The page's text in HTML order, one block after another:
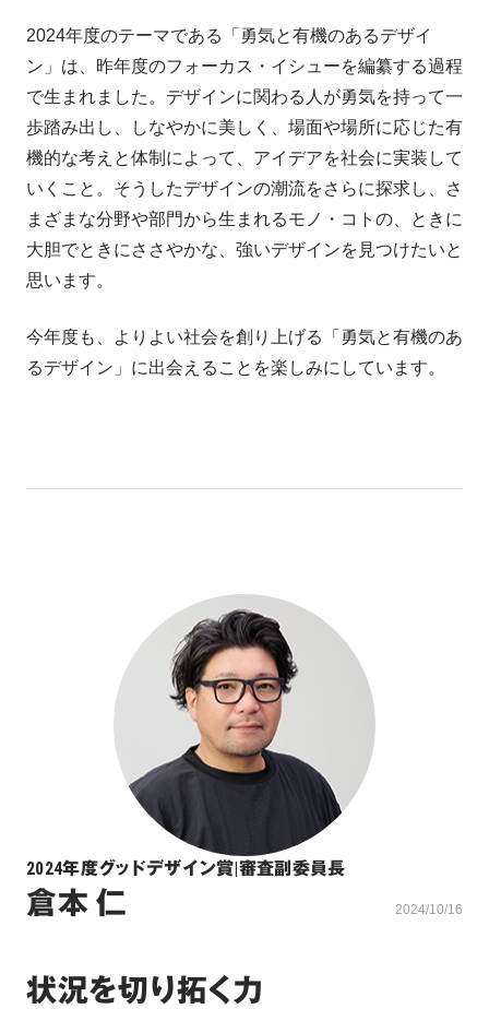
2024年度のテーマである「勇気と有機のあるデザイ
ン」は、昨年度のフォーカス・イシューを編纂する過程
で生まれました。デザインに関わる人が勇気を持って一
歩踏み出し、しなやかに美しく、場面や場所に応じた有
機的な考えと体制によって、アイデアを社会に実装して
いくこと。そうしたデザインの潮流をさらに探求し、さ
まざまな分野や部門から生まれるモノ・コトの、ときに
大胆でときにささやかな、強いデザインを見つけたいと
思います。
今年度も、よりよい社会を創り上げる「勇気と有機のあ
るデザイン」に出会えることを楽しみにしています。
2024年度グッドデザイン賞|審査副委員長
倉本 仁 2024/10/16
状況を切り拓く力